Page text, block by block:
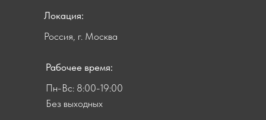
Рабочее время:
Пн-Вс: 8:00-19:00
Без выходных
Локация:
Россия, г. Москва